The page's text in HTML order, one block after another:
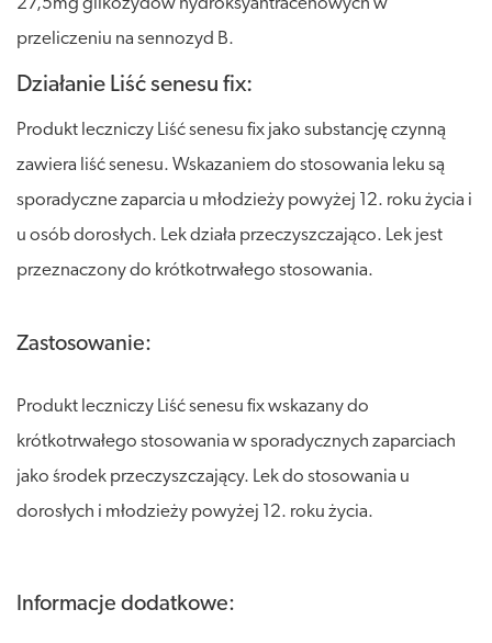
przeliczeniu na sennozyd B.
Działanie Liść senesu fix:
Produkt leczniczy Liść senesu fix jako substancję czynną
zawiera liść senesu. Wskazaniem do stosowania leku są
sporadyczne zaparcia u młodzieży powyżej 12. roku życia i
u osób dorosłych. Lek działa przeczyszczająco. Lek jest
przeznaczony do krótkotrwałego stosowania.
Zastosowanie:
Produkt leczniczy Liść senesu fix wskazany do
krótkotrwałego stosowania w sporadycznych zaparciach
jako środek przeczyszczający. Lek do stosowania u
dorosłych i młodzieży powyżej 12. roku życia.
Informacje dodatkowe: